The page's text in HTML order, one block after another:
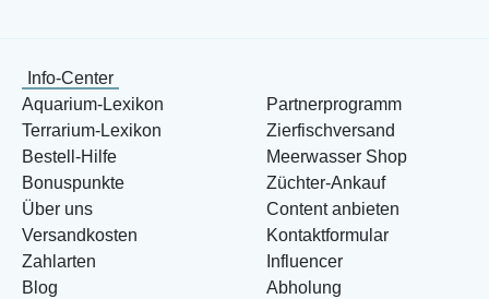
Info-Center
Aquarium-Lexikon
Terrarium-Lexikon
Bestell-Hilfe
Bonuspunkte
Über uns
Versandkosten
Zahlarten
Blog
Partnerprogramm
Zierfischversand
Meerwasser Shop
Züchter-Ankauf
Content anbieten
Kontaktformular
Influencer
Abholung